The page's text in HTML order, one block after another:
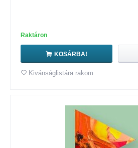
Raktáron
KOSÁRBA!
Kivánságlistára rakom